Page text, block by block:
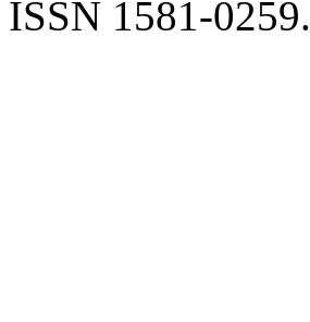
ISSN 1581-0259.